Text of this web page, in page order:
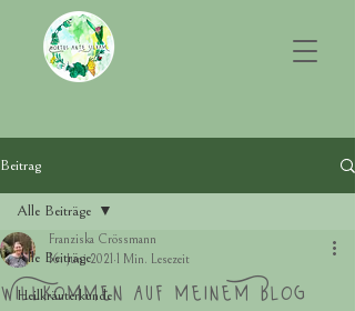
Beitrag
Alle Beiträge
Heilkräuterkunde
Alle Beiträge
Willkommen auf meinem Blog
Franziska Crössmann
16. Juni 2021 1 Min. Lesezeit